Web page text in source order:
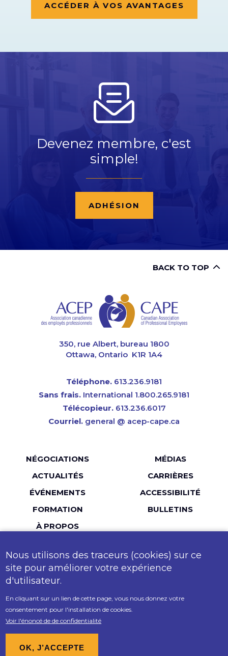
Nous utilisons des traceurs (cookies) sur ce
site pour améliorer votre expérience
d'utilisateur.
En cliquant sur un lien de cette page, vous nous donnez votre
consentement pour l'installation de cookies.
Voir l'énoncé de de confidentialité
OK, J’ACCEPTE
ACCÉDER À VOS AVANTAGES
Devenez membre, c'est
simple!
ADHÉSION
BACK TO TOP
350, rue Albert, bureau 1800
Ottawa, Ontario K1R 1A4
Téléphone. 613.236.9181
Sans frais. International 1.800.265.9181
Télécopieur. 613.236.6017
Courriel. general @ acep-cape.ca
Menu
Pied
page
NÉGOCIATIONS
ACTUALITÉS
ÉVÉNEMENTS
FORMATION
À PROPOS
MÉDIAS
CARRIÈRES
ACCESSIBILITÉ
BULLETINS
LinkedInFacebookTwitterYouTube
© 2026 ACEP-CAPE. Tous droits réservés.